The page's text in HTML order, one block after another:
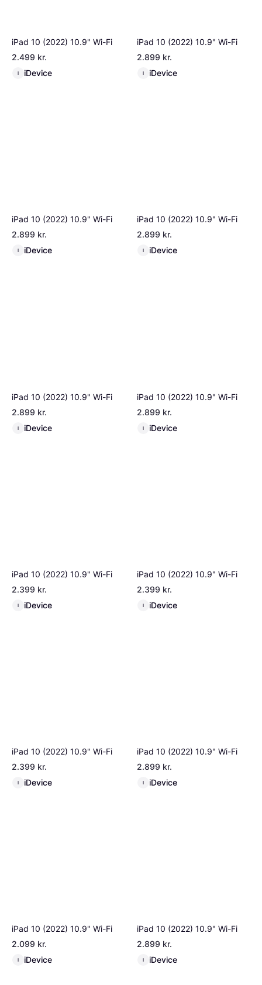
iPad 10 (2022) 10.9" Wi-Fi
2.499 kr.
I iDevice
iPad 10 (2022) 10.9" Wi-Fi
2.899 kr.
I iDevice
iPad 10 (2022) 10.9" Wi-Fi
2.899 kr.
I iDevice
iPad 10 (2022) 10.9" Wi-Fi
2.899 kr.
I iDevice
iPad 10 (2022) 10.9" Wi-Fi
2.899 kr.
I iDevice
iPad 10 (2022) 10.9" Wi-Fi
2.899 kr.
I iDevice
iPad 10 (2022) 10.9" Wi-Fi
2.399 kr.
I iDevice
iPad 10 (2022) 10.9" Wi-Fi
2.399 kr.
I iDevice
iPad 10 (2022) 10.9" Wi-Fi
2.399 kr.
I iDevice
iPad 10 (2022) 10.9" Wi-Fi
2.899 kr.
I iDevice
iPad 10 (2022) 10.9" Wi-Fi
2.099 kr.
I iDevice
iPad 10 (2022) 10.9" Wi-Fi
2.899 kr.
I iDevice